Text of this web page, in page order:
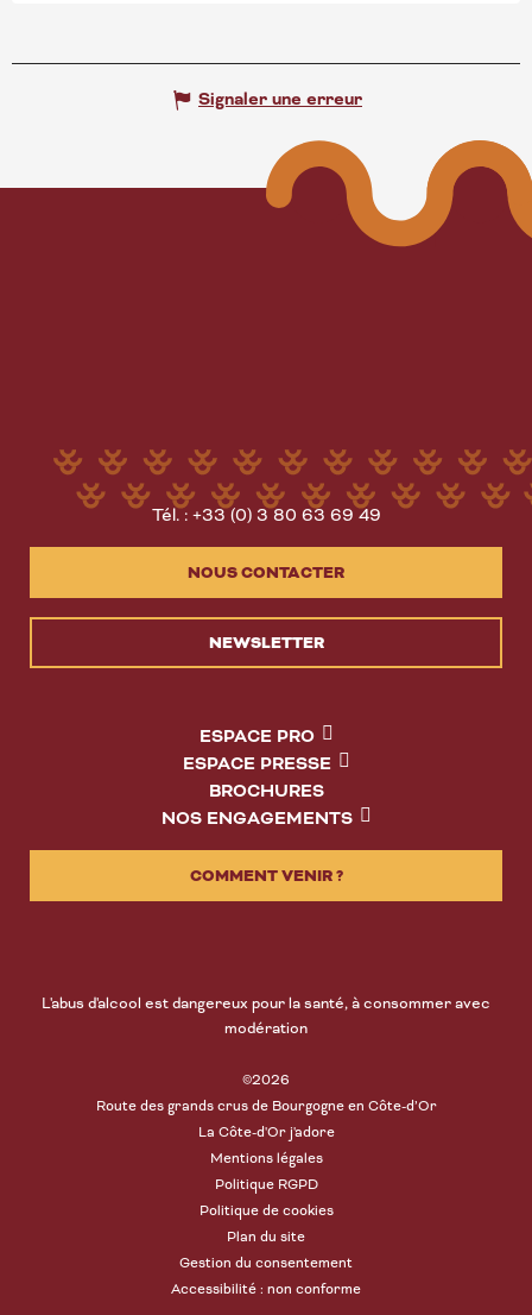
Signaler une erreur
Tél. : +33 (0) 3 80 63 69 49
NOUS CONTACTER
NEWSLETTER
ESPACE PRO
ESPACE PRESSE
BROCHURES
NOS ENGAGEMENTS
COMMENT VENIR ?
L'abus d'alcool est dangereux pour la santé, à consommer avec
modération
©2026
Route des grands crus de Bourgogne en Côte-d’Or
La Côte-d'Or j'adore
Mentions légales
Politique RGPD
Politique de cookies
Plan du site
Gestion du consentement
Accessibilité : non conforme